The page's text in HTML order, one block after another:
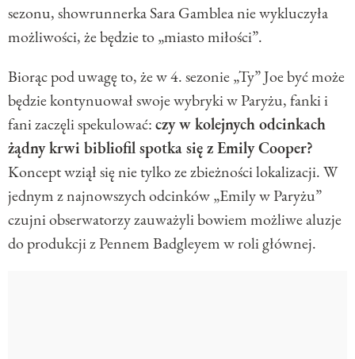
sezonu, showrunnerka Sara Gamblea nie wykluczyła
możliwości, że będzie to „miasto miłości”.
Biorąc pod uwagę to, że w 4. sezonie „Ty” Joe być może
będzie kontynuował swoje wybryki w Paryżu, fanki i
fani zaczęli spekulować:czy w kolejnych odcinkach
żądny krwi bibliofil spotka się z Emily Cooper?
Koncept wziął się nie tylko ze zbieżności lokalizacji. W
jednym z najnowszych odcinków „Emily w Paryżu”
czujni obserwatorzy zauważyli bowiem możliwe aluzje
do produkcji z Pennem Badgleyem w roli głównej.